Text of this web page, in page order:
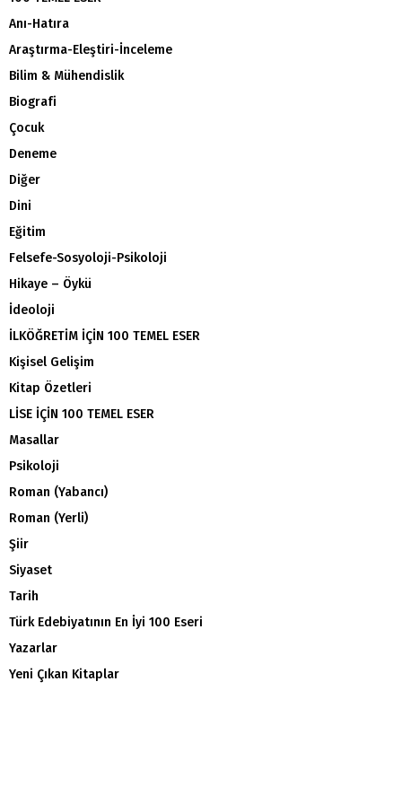
Anı-Hatıra
Araştırma-Eleştiri-İnceleme
Bilim & Mühendislik
Biografi
Çocuk
Deneme
Diğer
Dini
Eğitim
Felsefe-Sosyoloji-Psikoloji
Hikaye – Öykü
İdeoloji
İLKÖĞRETİM İÇİN 100 TEMEL ESER
Kişisel Gelişim
Kitap Özetleri
LİSE İÇİN 100 TEMEL ESER
Masallar
Psikoloji
Roman (Yabancı)
Roman (Yerli)
Şiir
Siyaset
Tarih
Türk Edebiyatının En İyi 100 Eseri
Yazarlar
Yeni Çıkan Kitaplar